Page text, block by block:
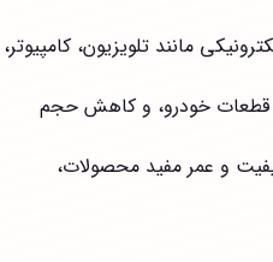
مانند تلویزیون، کامپیوتر،
قطعات خودرو، و کاهش حجم
و عمر مفید محصولات،